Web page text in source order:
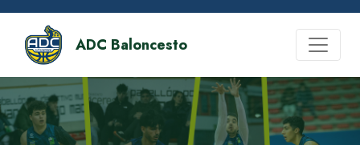
ADC Baloncesto